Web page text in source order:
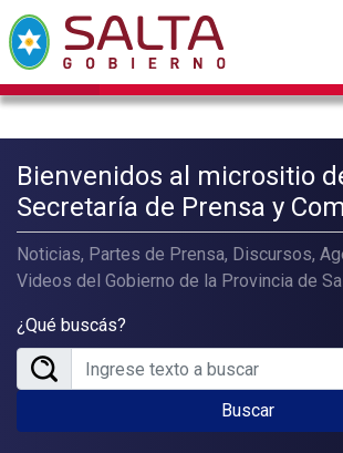
Bienvenidos al micrositio
Secretaría de Prensa y
Noticias, Partes de Prensa, Discursos,
Videos del Gobierno de la Provincia de
¿Qué buscás?
Buscar